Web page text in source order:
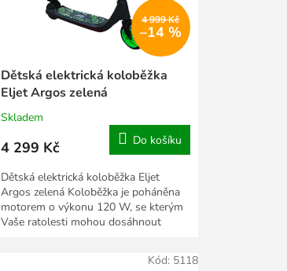
4 999 Kč
–14 %
Dětská elektrická koloběžka
Eljet Argos zelená
Skladem
4 299 Kč Do košíku
Dětská elektrická koloběžka Eljet
Argos zelená Koloběžka je poháněna
motorem o výkonu 120 W, se kterým
Vaše ratolesti mohou dosáhnout
Kód: 5118